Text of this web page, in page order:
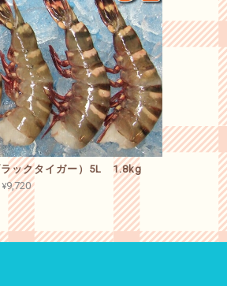
ラックタイガー）5L 1.8kg
¥9,720